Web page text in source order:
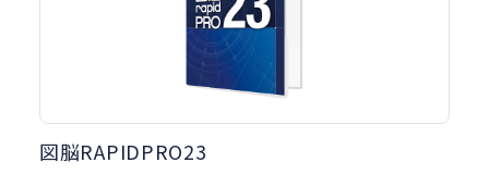
図脳RAPIDPRO23